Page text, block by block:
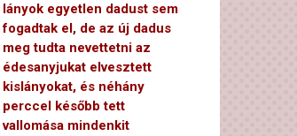
lányok egyetlen dadust sem
fogadtak el, de az új dadus
meg tudta nevettetni az
édesanyjukat elvesztett
kislányokat, és néhány
perccel később tett
vallomása mindenkit